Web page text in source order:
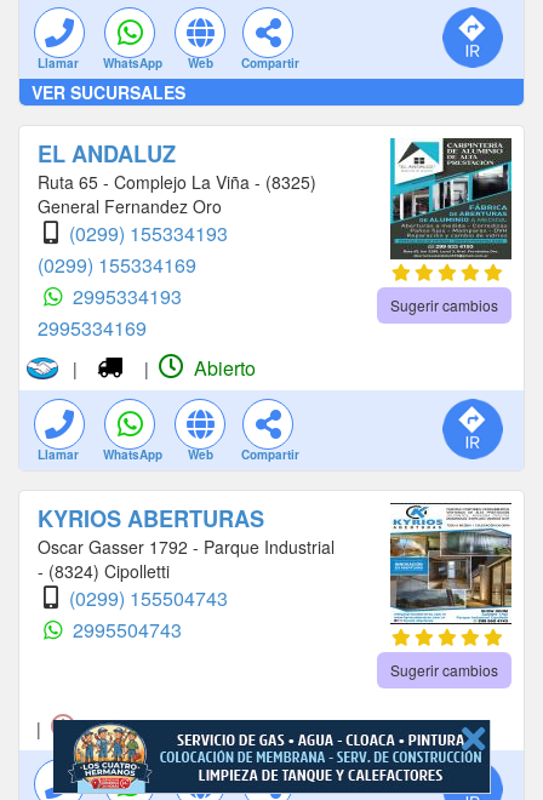
Llamar WhatsApp Web Compartir
VER SUCURSALES
EL ANDALUZ
Ruta 65 - Complejo La Viña - (8325)
General Fernandez Oro
(0299) 155334193
(0299) 155334169
2995334193
2995334169
Sugerir cambios
| | Abierto
Llamar WhatsApp Web Compartir
KYRIOS ABERTURAS
Oscar Gasser 1792 - Parque Industrial
- (8324) Cipolletti
(0299) 155504743
2995504743
Sugerir cambios
| Cerrado